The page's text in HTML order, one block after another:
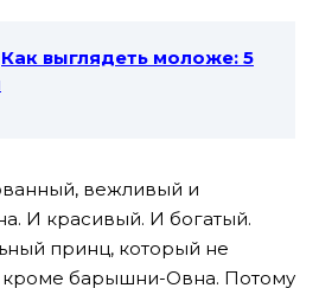
Как выглядеть моложе: 5
вежливый и
И красивый. И богатый.
принц, который не
кроме барышни-Овна. Потому